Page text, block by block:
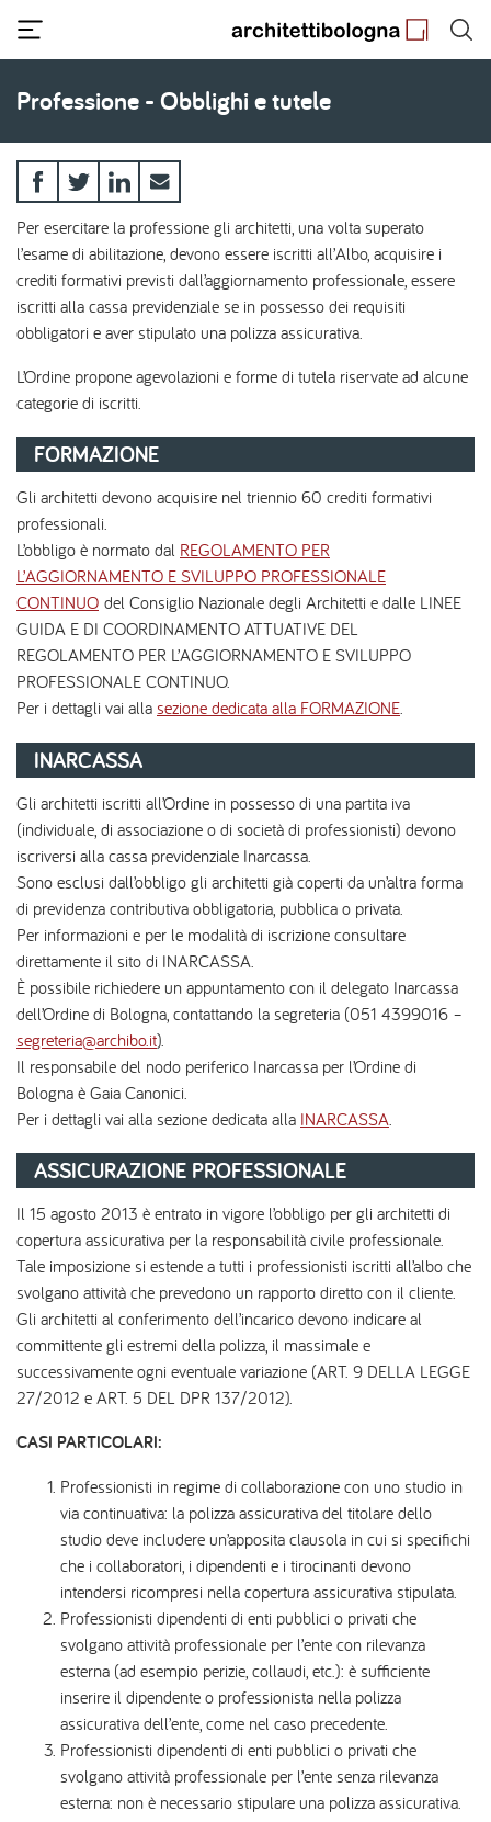
contenuto
principale
Professione - Obblighi e tutele
Per esercitare la professione gli architetti, una volta superato
l’esame di abilitazione, devono essere iscritti all’Albo, acquisire i
crediti formativi previsti dall’aggiornamento professionale, essere
iscritti alla cassa previdenziale se in possesso dei requisiti
obbligatori e aver stipulato una polizza assicurativa.
L’Ordine propone agevolazioni e forme di tutela riservate ad alcune
categorie di iscritti.
FORMAZIONE
Gli architetti devono acquisire nel triennio 60 crediti formativi
professionali.
L’obbligo è normato dal REGOLAMENTO PER
L’AGGIORNAMENTO E SVILUPPO PROFESSIONALE
CONTINUO del Consiglio Nazionale degli Architetti e dalle LINEE
GUIDA E DI COORDINAMENTO ATTUATIVE DEL
REGOLAMENTO PER L’AGGIORNAMENTO E SVILUPPO
PROFESSIONALE CONTINUO.
Per i dettagli vai alla sezione dedicata alla FORMAZIONE.
INARCASSA
Gli architetti iscritti all’Ordine in possesso di una partita iva
(individuale, di associazione o di società di professionisti) devono
iscriversi alla cassa previdenziale Inarcassa.
Sono esclusi dall’obbligo gli architetti già coperti da un’altra forma
di previdenza contributiva obbligatoria, pubblica o privata.
Per informazioni e per le modalità di iscrizione consultare
direttamente il sito di INARCASSA.
È possibile richiedere un appuntamento con il delegato Inarcassa
dell’Ordine di Bologna, contattando la segreteria (051 4399016 –
segreteria@archibo.it).
Il responsabile del nodo periferico Inarcassa per l’Ordine di
Bologna è Gaia Canonici.
Per i dettagli vai alla sezione dedicata alla INARCASSA
ASSICURAZIONE PROFESSIONALE
Il 15 agosto 2013 è entrato in vigore l’obbligo per gli architetti di
copertura assicurativa per la responsabilità civile professionale.
Tale imposizione si estende a tutti i professionisti iscritti all’albo che
svolgano attività che prevedono un rapporto diretto con il cliente.
Gli architetti al conferimento dell’incarico devono indicare al
committente gli estremi della polizza, il massimale e
successivamente ogni eventuale variazione (ART. 9 DELLA LEGGE
27/2012 e ART. 5 DEL DPR 137/2012).
CASI PARTICOLARI:
Professionisti in regime di collaborazione con uno studio in
via continuativa: la polizza assicurativa del titolare dello
studio deve includere un’apposita clausola in cui si specifichi
che i collaboratori, i dipendenti e i tirocinanti devono
intendersi ricompresi nella copertura assicurativa stipulata.
Professionisti dipendenti di enti pubblici o privati che
svolgano attività professionale per l’ente con rilevanza
esterna (ad esempio perizie, collaudi, etc.): è sufficiente
inserire il dipendente o professionista nella polizza
assicurativa dell’ente, come nel caso precedente.
Professionisti dipendenti di enti pubblici o privati che
svolgano attività professionale per l’ente senza rilevanza
esterna: non è necessario stipulare una polizza assicurativa.